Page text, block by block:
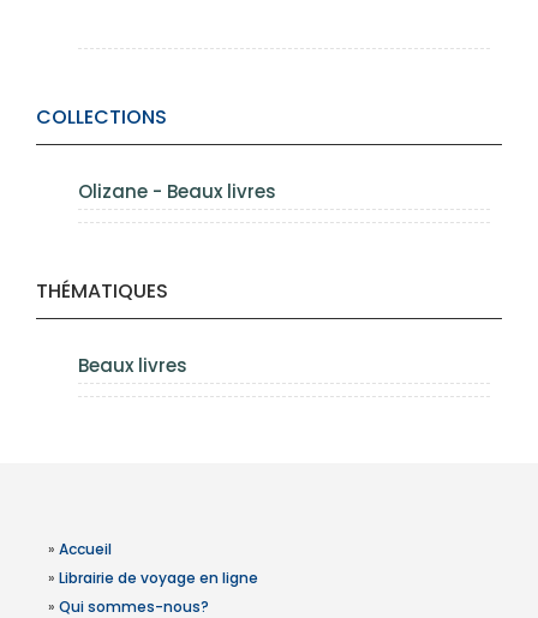
COLLECTIONS
Olizane - Beaux livres
THÉMATIQUES
Beaux livres
» Accueil
» Librairie de voyage en ligne
» Qui sommes-nous?